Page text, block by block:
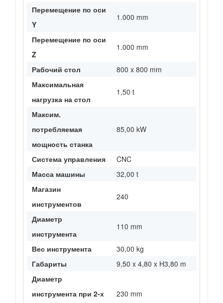
Перемещение по оси
Y
1.000 mm
Перемещение по оси
Z
1.000 mm
Рабочий стол
800 x 800 mm
Максимальная
нагрузка на стол
1,50 t
Максим.
потребляемая
мощность станка
85,00 kW
Система управления
CNC
Масса машины
32,00 t
Магазин
инструментов
240
Диаметр
инструмента
110 mm
Вес инструмента
30,00 kg
Габариты
9,50 x 4,80 x H3,80 m
Диаметр
инструмента при 2-х
230 mm